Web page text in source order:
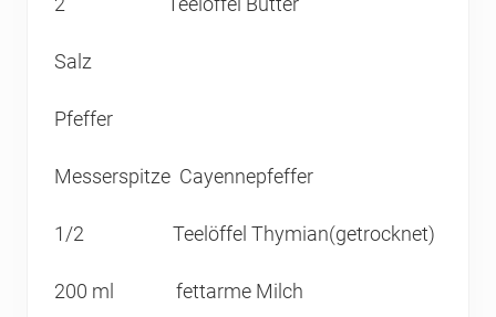
2 Teelöffel Butter
Salz
Pfeffer
Messerspitze Cayennepfeffer
1/2 Teelöffel Thymian(getrocknet)
200 ml fettarme Milch